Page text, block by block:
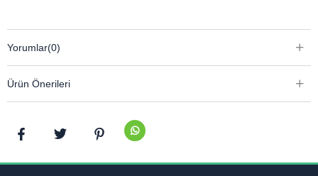
Yorumlar(0)
Ürün Önerileri